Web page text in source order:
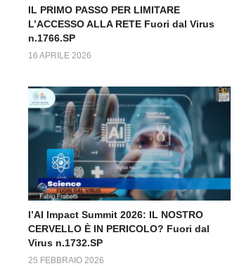
IL PRIMO PASSO PER LIMITARE
L’ACCESSO ALLA RETE Fuori dal Virus
n.1766.SP
16 APRILE 2026
l’AI Impact Summit 2026: IL NOSTRO
CERVELLO È IN PERICOLO? Fuori dal
Virus n.1732.SP
25 FEBBRAIO 2026